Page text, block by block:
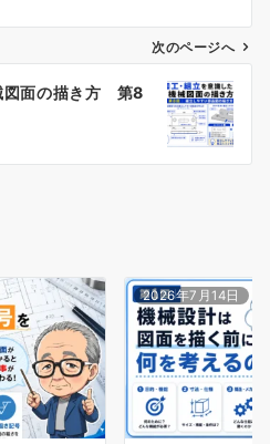
次のページへ
図面の描き方 第8
2026年7月14日